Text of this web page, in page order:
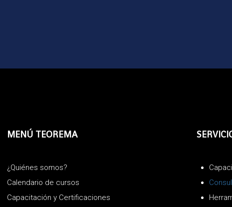
MENÚ TEOREMA
¿Quiénes somos?
Calendario de cursos
Capacitación y Certificaciones